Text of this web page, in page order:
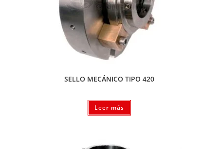
SELLO MECÁNICO TIPO 420
Leer más